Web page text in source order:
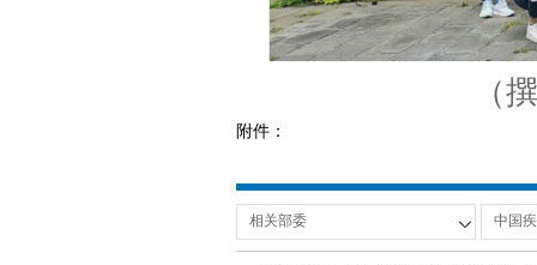
（撰
附件：